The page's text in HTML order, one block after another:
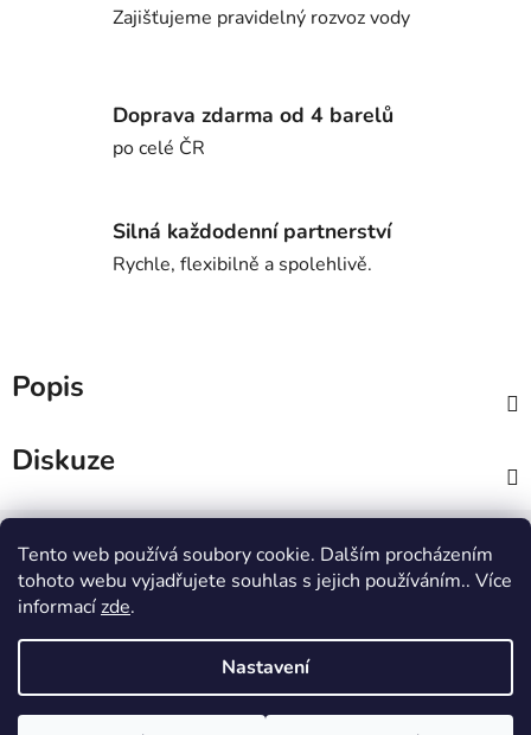
Tento web používá soubory cookie. Dalším procházením
tohoto webu vyjadřujete souhlas s jejich používáním.. Více
informacízde.
Nastavení
Zajišťujeme pravidelný rozvoz vody
Doprava zdarma od 4 barelů
po celé ČR
Silná každodenní partnerství
Rychle, flexibilně a spolehlivě.
Popis
Diskuze
Z
Nákupní košík
0KS /0 KČ